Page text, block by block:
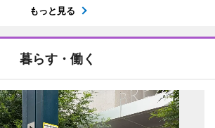
もっと見る
暮らす・働く